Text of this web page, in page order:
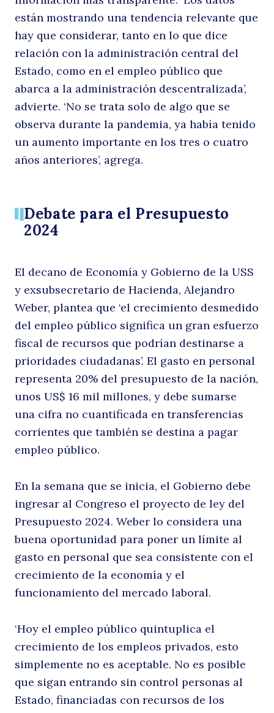
están mostrando una tendencia relevante que
hay que considerar, tanto en lo que dice
relación con la administración central del
Estado, como en el empleo público que
abarca a la administración descentralizada’,
advierte. ‘No se trata solo de algo que se
observa durante la pandemia, ya había tenido
un aumento importante en los tres o cuatro
años anteriores’, agrega.
Debate para el Presupuesto
2024
El decano de Economía y Gobierno de la USS
y exsubsecretario de Hacienda, Alejandro
Weber, plantea que ‘el crecimiento desmedido
del empleo público significa un gran esfuerzo
fiscal de recursos que podrían destinarse a
prioridades ciudadanas’. El gasto en personal
representa 20% del presupuesto de la nación,
unos US$ 16 mil millones, y debe sumarse
una cifra no cuantificada en transferencias
corrientes que también se destina a pagar
empleo público.
En la semana que se inicia, el Gobierno debe
ingresar al Congreso el proyecto de ley del
Presupuesto 2024. Weber lo considera una
buena oportunidad para poner un límite al
gasto en personal que sea consistente con el
crecimiento de la economía y el
funcionamiento del mercado laboral.
‘Hoy el empleo público quintuplica el
crecimiento de los empleos privados, esto
simplemente no es aceptable. No es posible
que sigan entrando sin control personas al
Estado, financiadas con recursos de los